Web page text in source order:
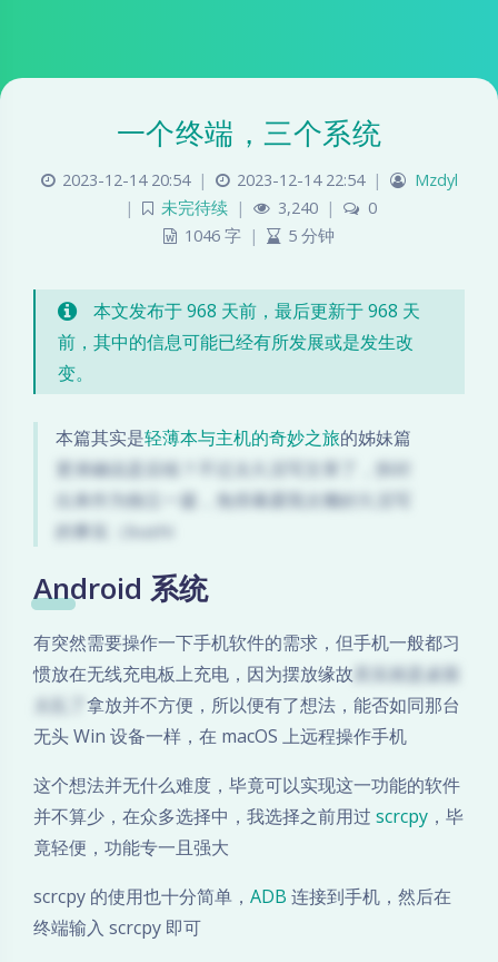
一个终端，三个系统
2023-12-14 20:54 | 2023-12-14 22:54 |
Mzdyl
|
未完待续 | 3,240 |
0
1046 字 | 5 分钟
本文发布于 968 天前，最后更新于 968 天
前，其中的信息可能已经有所发展或是发生改
变。
本篇其实是轻薄本与主机的奇妙之旅的姊妹篇
更准确说是后续？不过太久没写文章了，拆封
出来作为独立一篇，免得暴露我太懒好久没写
的事实（bushi
Android 系统
有突然需要操作一下手机软件的需求，但手机一般都习
惯放在无线充电板上充电，因为摆放缘故 其实就是桌面
太乱了 拿放并不方便，所以便有了想法，能否如同那台
无头 Win 设备一样，在 macOS 上远程操作手机
这个想法并无什么难度，毕竟可以实现这一功能的软件
并不算少，在众多选择中，我选择之前用过 scrcpy ，毕
竟轻便，功能专一且强大
scrcpy 的使用也十分简单， ADB 连接到手机，然后在
终端输入 scrcpy 即可